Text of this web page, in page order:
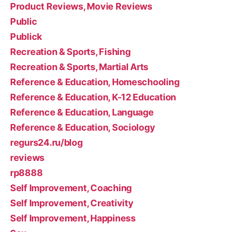
Product Reviews, Movie Reviews
Public
Publick
Recreation & Sports, Fishing
Recreation & Sports, Martial Arts
Reference & Education, Homeschooling
Reference & Education, K-12 Education
Reference & Education, Language
Reference & Education, Sociology
regurs24.ru/blog
reviews
rp8888
Self Improvement, Coaching
Self Improvement, Creativity
Self Improvement, Happiness